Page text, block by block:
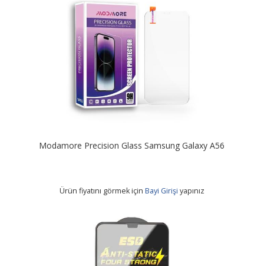
Modamore Precision Glass Samsung Galaxy A56
Ürün fiyatını görmek için Bayi Girişi yapınız